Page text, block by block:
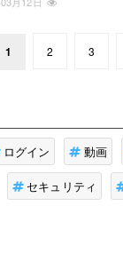
1 2 3
ログイン 動画
セキュリティ